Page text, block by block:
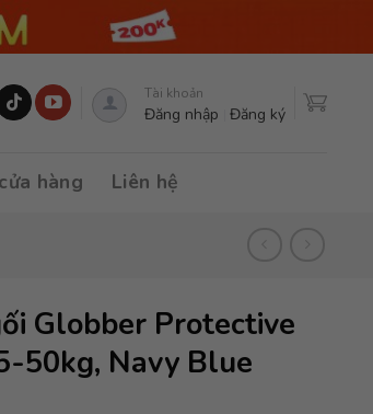
Tài khoản
Đăng nhập Đăng ký
hàng Liên hệ
Globber Protective
50kg, Navy Blue